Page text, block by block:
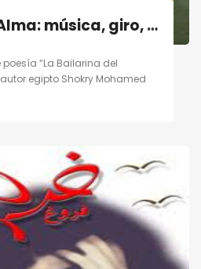
Danzando al Alma: música, giro, poesía en Madrid el 19/11/11
“La Bailarina del
egipto Shokry Mohamed